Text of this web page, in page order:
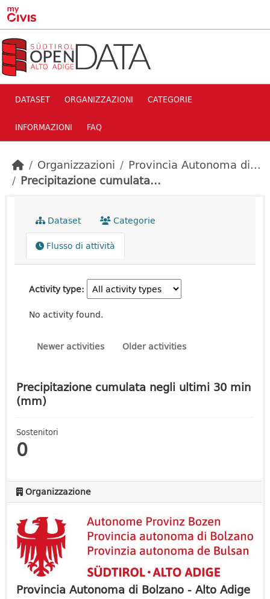
Skip to main content
DATASET ORGANIZZAZIONI CATEGORIE
INFORMAZIONI FAQ
Organizzazioni
Provincia Autonoma di...
Precipitazione cumulata...
Precipitazione cumulata negli ultimi 30 min
(mm)
Sostenitori
0
Organizzazione
Provincia Autonoma di Bolzano - Alto Adige
Dataset
Categorie
Flusso di attività
Activity type
No activity found.
Newer activities Older activities